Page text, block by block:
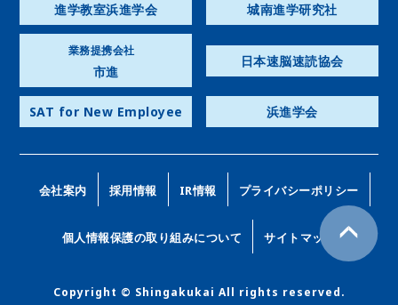
進学教室浜進学会 城南進学研究社
業務提携会社
市進
日本速脳速読協会
SAT for New Employee 浜進学会
会社案内 採用情報 IR情報 プライバシーポリシー
個人情報保護の取り組みについて サイトマップ
Copyright © Shingakukai All rights reserved.